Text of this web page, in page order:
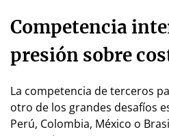
Competencia
presión sobre
La competencia de terceros
otro de los grandes desafíos
Perú, Colombia, México o